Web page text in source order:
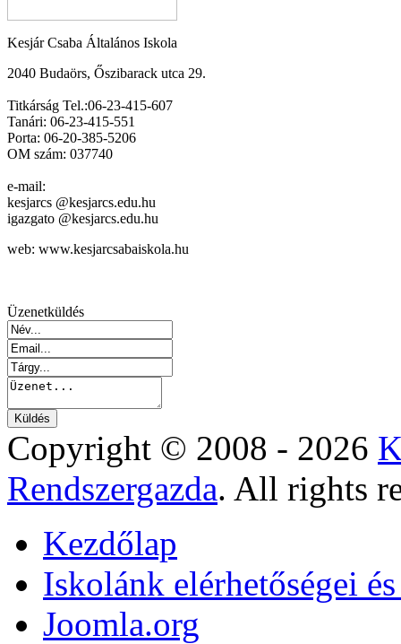
Kesjár Csaba Általános Iskola
2040 Budaörs, Őszibarack utca 29.
Titkárság Tel.:06-23-415-607
Tanári: 06-23-415-551
Porta: 06-20-385-5206
OM szám: 037740
e-mail:
kesjarcs @kesjarcs.edu.hu
igazgato @kesjarcs.edu.hu
web: www.kesjarcsabaiskola.hu
Üzenetküldés
Copyright © 2008 - 2026
Rendszergazda. All rights
Kezdőlap
Iskolánk elérhetőségei
Joomla.org